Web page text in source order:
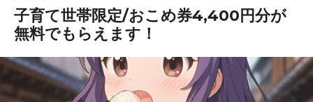
子育て世帯限定/おこめ券4,400円分が
無料でもらえます！